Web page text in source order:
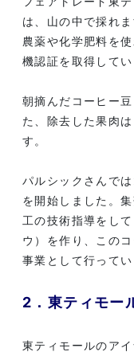
は、山の中で採れま
農薬や化学肥料を
機認証を取得してい
朝摘んだコーヒー
た、除去した果肉
す。
パルシックさんで
を開始しました。
工の技術指導をし
ウ）を作り、この
事業として行ってい
2．東ティモー
東ティモールのア